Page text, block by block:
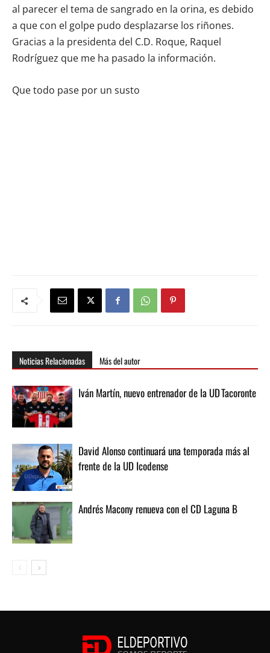
al parecer el tema de sangrado en la orina, es debido
a que con el golpe pudo desplazarse los riñones.
Gracias a la presidenta del C.D. Roque, Raquel
Rodríguez que me ha pasado la información.
Que todo pase por un susto
Noticias Relacionadas Más del autor
Iván Martín, nuevo entrenador de la UD Tacoronte
David Alonso continuará una temporada más al
frente de la UD Icodense
Andrés Macony renueva con el CD Laguna B